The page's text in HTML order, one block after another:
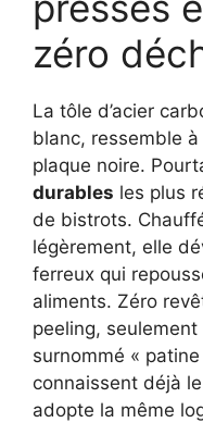
zéro
La tôle d’acier
blanc, ressemble
plaque noire.
durables les plus
de bistrots.
légèrement, elle
ferreux qui
aliments. Zéro
peeling,
surnommé «
connaissent déjà
adopte la même